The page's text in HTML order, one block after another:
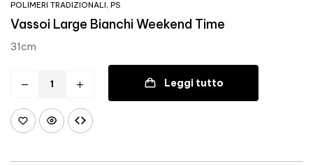
POLIMERI TRADIZIONALI, PS
Vassoi Large Bianchi Weekend Time
31cm
Leggi tutto